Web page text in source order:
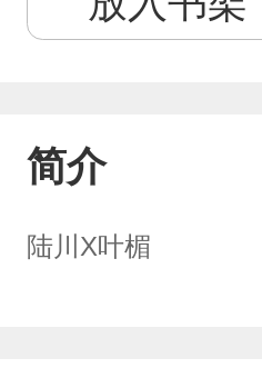
简介
陆川X叶楣